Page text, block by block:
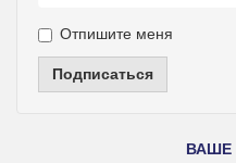
Отпишите меня
Подписаться
ВАШЕ